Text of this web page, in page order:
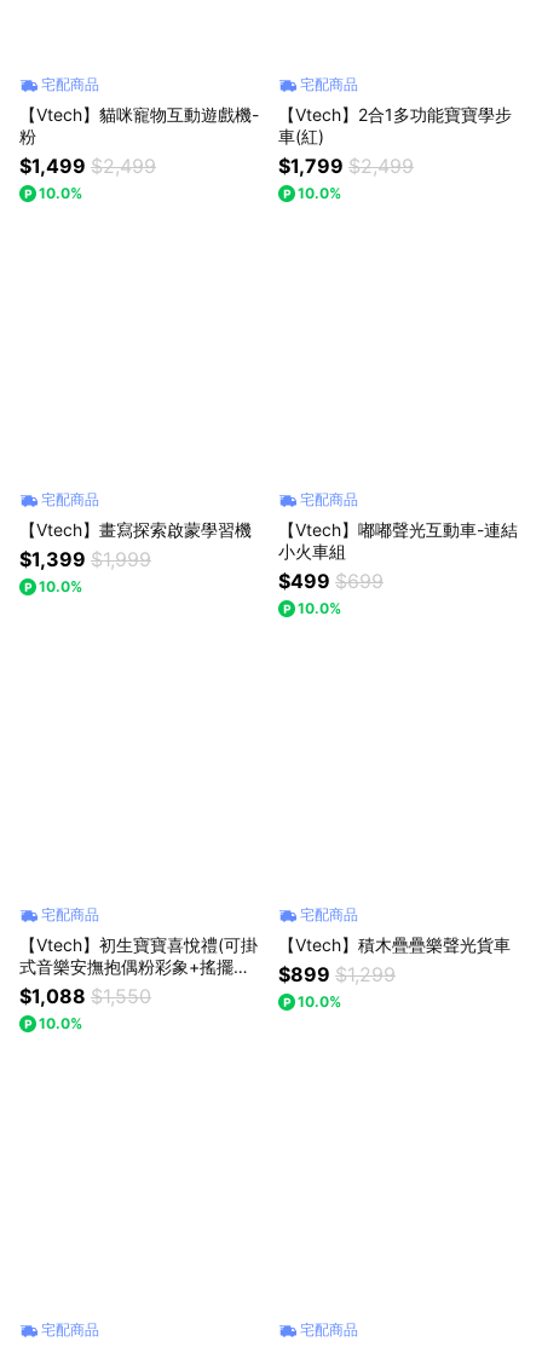
宅配商品
【Vtech】貓咪寵物互動遊戲機-
粉
$1,499 $2,499
10.0%
宅配商品
【Vtech】2合1多功能寶寶學步
車(紅)
$1,799 $2,499
10.0%
宅配商品
【Vtech】畫寫探索啟蒙學習機
$1,399 $1,999
10.0%
宅配商品
【Vtech】嘟嘟聲光互動車-連結
小火車組
$499 $699
10.0%
宅配商品
【Vtech】初生寶寶喜悅禮(可掛
式音樂安撫抱偶粉彩象+搖擺狐
狸手搖鈴)
$1,088 $1,550
10.0%
宅配商品
【Vtech】積木疊疊樂聲光貨車
$899 $1,299
10.0%
宅配商品 宅配商品